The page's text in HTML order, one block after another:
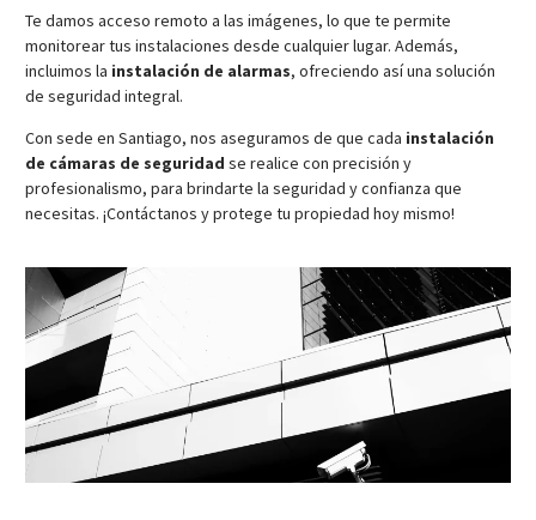
Te damos acceso remoto a las imágenes, lo que te permite
monitorear tus instalaciones desde cualquier lugar. Además,
incluimos la instalación de alarmas, ofreciendo así una solución
de seguridad integral.
Con sede en Santiago, nos aseguramos de que cada instalación
de cámaras de seguridad se realice con precisión y
profesionalismo, para brindarte la seguridad y confianza que
necesitas. ¡Contáctanos y protege tu propiedad hoy mismo!